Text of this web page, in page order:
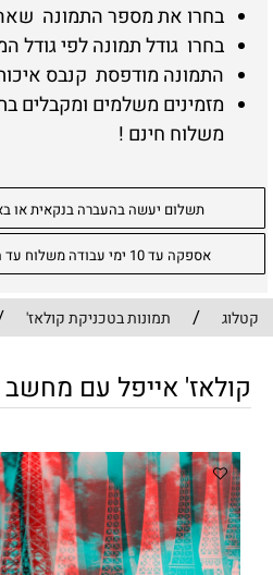
בחרו את מספר התמונה
בחרו גודל תמונה לפי גודל
התמונה מודפסת קנבס
מזמינים משלמים ומקבלים
משלוח חינם !
תשלום יעשה בהעברה בנקאית או
אספקה עד 10 ימי עבודה משלוח עד הבית 30 שקל לכל הארץ
קטלוג / תמונות בטכניקת קולאז'
קולאז' אייפל עם מחשב